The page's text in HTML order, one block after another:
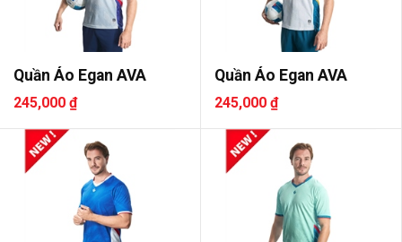
Quần Áo Egan AVA
245,000 ₫
Quần Áo Egan AVA
245,000 ₫